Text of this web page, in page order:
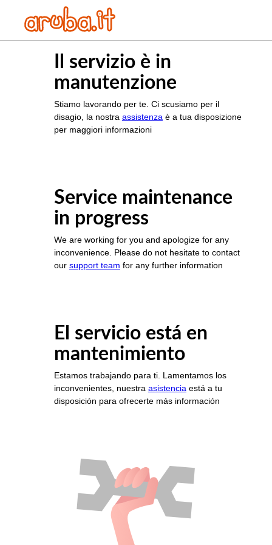
Il servizio è in
manutenzione
Stiamo lavorando per te. Ci scusiamo per il
disagio, la nostra assistenza è a tua disposizione
per maggiori informazioni
Service maintenance
in progress
We are working for you and apologize for any
inconvenience. Please do not hesitate to contact
our support team for any further information
El servicio está en
mantenimiento
Estamos trabajando para ti. Lamentamos los
inconvenientes, nuestra asistencia está a tu
disposición para ofrecerte más información